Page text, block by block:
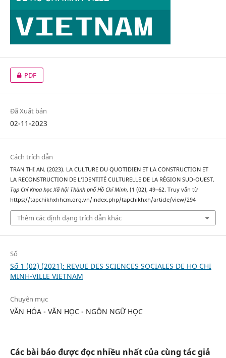
PDF
Đã Xuất bản
02-11-2023
Cách trích dẫn
TRAN THI AN. (2023). LA CULTURE DU QUOTIDIEN ET LA CONSTRUCTION ET
LA RECONSTRUCTION DE L’IDENTITÉ CULTURELLE DE LA RÉGION SUD-OUEST.
Tạp Chí Khoa học Xã hội Thành phố Hồ Chí Minh, (1 (02), 49–62. Truy vấn từ
https://tapchikhxhhcm.org.vn/index.php/tapchikhxh/article/view/294
Thêm các định dạng trích dẫn khác
Số
Số 1 (02) (2021): REVUE DES SCIENCES SOCIALES DE HO CHI
MINH-VILLE VIETNAM
Chuyên mục
VĂN HÓA - VĂN HỌC - NGÔN NGỮ HỌC
Các bài báo được đọc nhiều nhất của cùng tác giả